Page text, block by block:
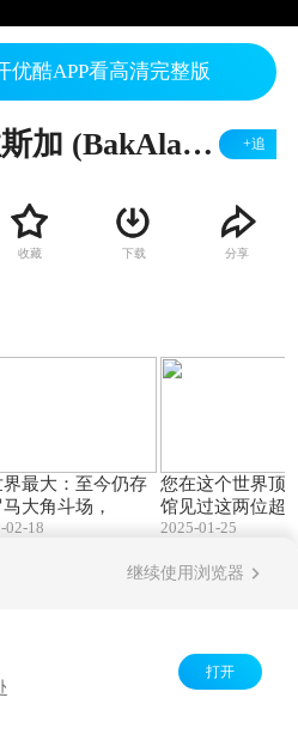
优酷APP看高清完整版
公主邮轮烤阿拉斯加 (BakAlas) 甜点游行 +追
收藏 下载 分享
界最大：至今仍存
大角斗场，
02-18
您在这个世界顶
馆见过这两位超
吗？#旅游#台湾
2025-01-25
继续使用浏览器
打开